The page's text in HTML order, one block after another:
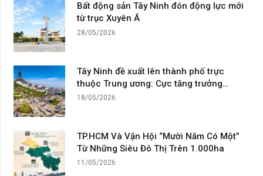
Bất động sản Tây Ninh đón động lực mới
từ trục Xuyên Á
28/05/2026
Tây Ninh đề xuất lên thành phố trực
thuộc Trung ương: Cực tăng trưởng…
18/05/2026
TP.HCM Và Vận Hội “Mười Năm Có Một”
Từ Những Siêu Đô Thị Trên 1.000ha
11/05/2026